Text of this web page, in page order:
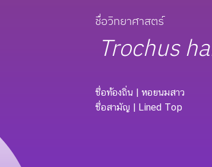
ชื่อวิทยาศาสตร์
Trochus
ชื่อท้องถิ่น | หอยนมสาว
ชื่อสามัญ | Lined Top